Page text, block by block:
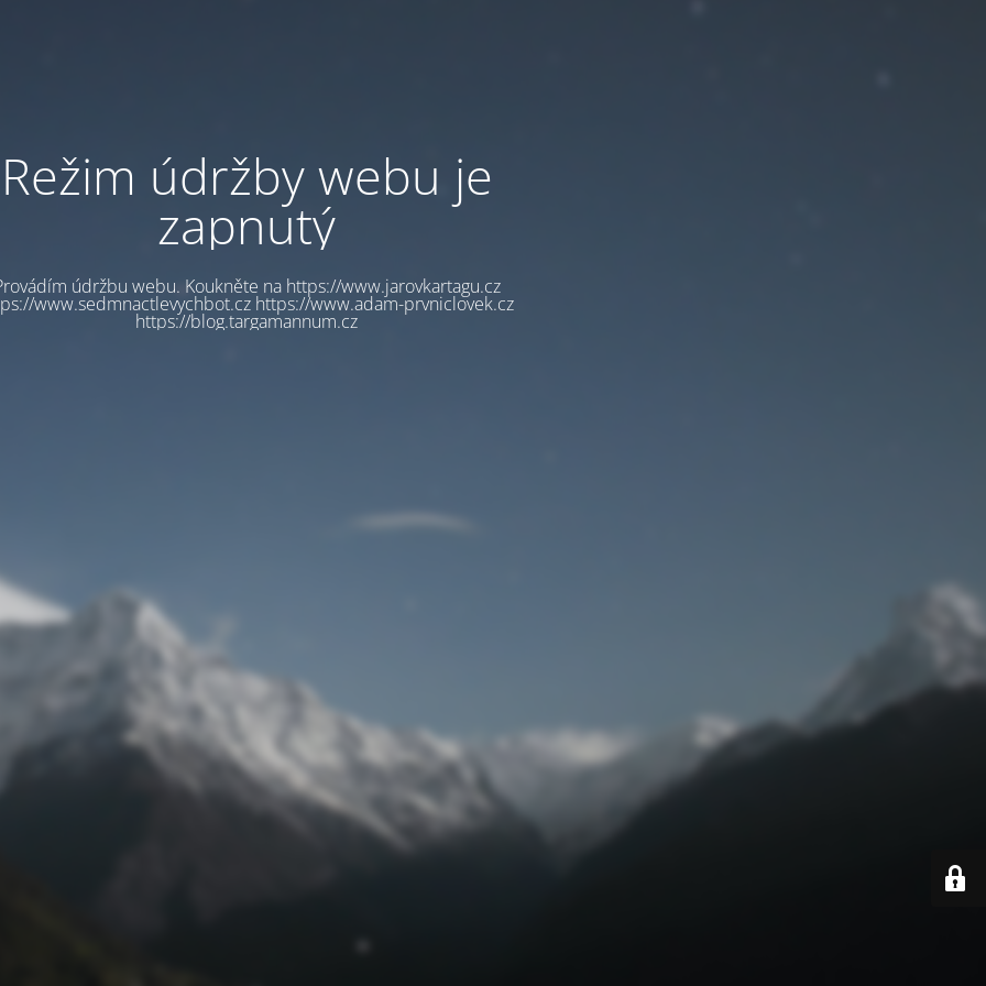
Režim údržby webu je
zapnutý
údržbu webu. Koukněte na https://www.jarovkartagu.cz
www.sedmnactlevychbot.cz https://www.adam-prvniclovek.cz
https://blog.targamannum.cz